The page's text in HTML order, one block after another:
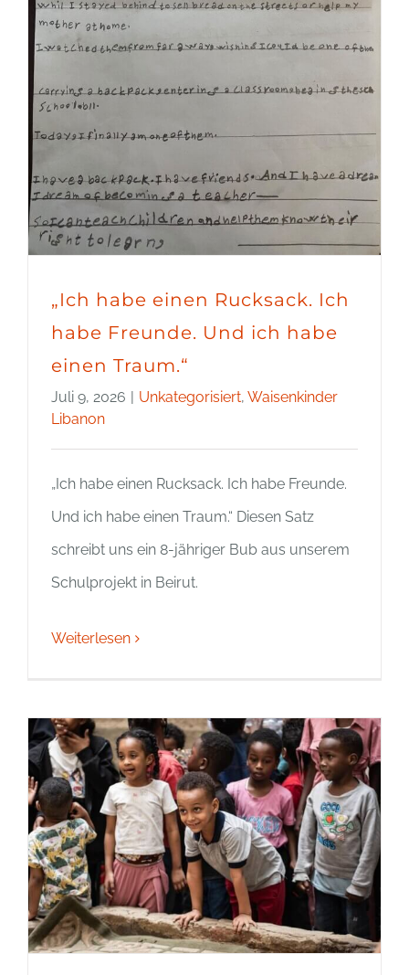
„Ich habe einen Rucksack. Ich
habe Freunde. Und ich habe
einen Traum.“
Juli 9, 2026 | Unkategorisiert, Waisenkinder
Libanon
„Ich habe einen Rucksack. Ich habe Freunde.
Und ich habe einen Traum.“ Diesen Satz
schreibt uns ein 8-jähriger Bub aus unserem
Schulprojekt in Beirut.
Weiterlesen